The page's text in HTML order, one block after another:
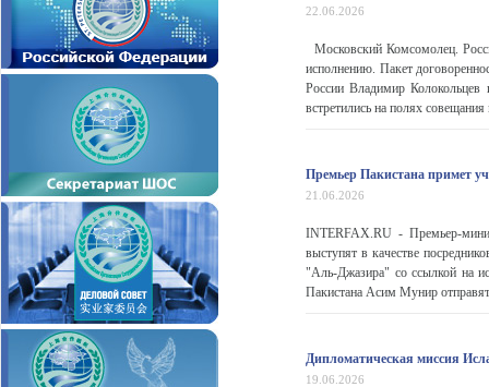
22.06.2026
Московский Комсомолец.
исполнению. Пакет
России Владимир
встретились на полях
Премьер Пакистана примет
21.06.2026
INTERFAX.RU - Премьер-
выступят в качестве
"Аль-Джазира" со ссылкой на
Пакистана Асим Мунир
Дипломатическая миссия
19.06.2026